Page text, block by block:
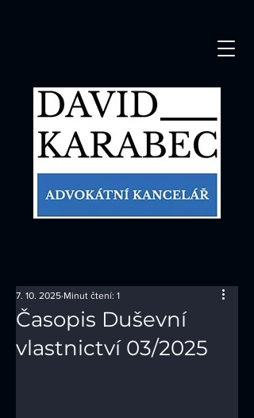
Časopis Duševní
vlastnictví 03/2025
7. 10. 2025 Minut čtení: 1